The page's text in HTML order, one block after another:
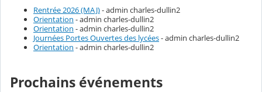
Rentrée 2026 (MAJ)- admin charles-dullin2
Orientation - admin charles-dullin2
Orientation - admin charles-dullin2
Journées Portes Ouvertes des lycées- admin charles-dullin2
Orientation - admin charles-dullin2
Prochains événements